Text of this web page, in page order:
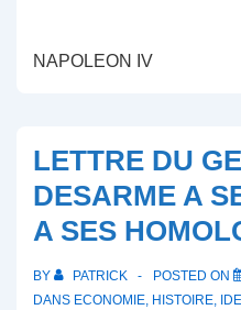
NAPOLEON IV
LETTRE DU
DESARME A
A SES
BY PATRICK POSTED ON
DANS ECONOMIE, HISTOIRE,